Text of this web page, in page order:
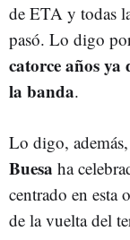
de ETA y todas
pasó. Lo digo
catorce años ya
la banda.
Lo digo,
Buesa ha
centrado en esta
de la vuelta del